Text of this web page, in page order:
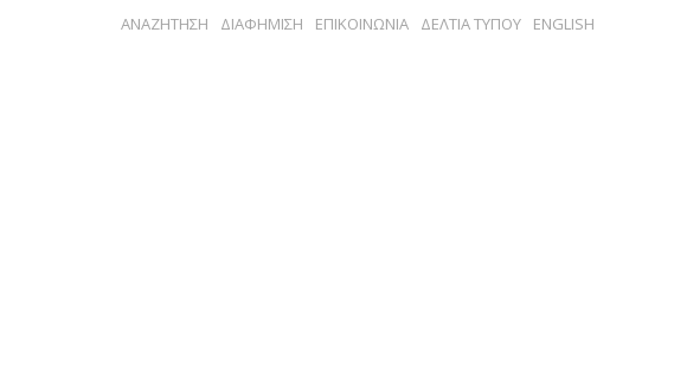
ΑΝΑΖΗΤΗΣΗ ΔΙΑΦΗΜΙΣΗ ΕΠΙΚΟΙΝΩΝΙΑ ΔΕΛΤΙΑ ΤΥΠΟΥ ENGLISH